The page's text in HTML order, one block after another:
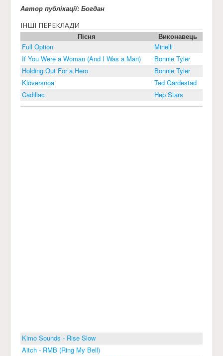
Автор публікації: Богдан
ІНШІ ПЕРЕКЛАДИ
Пісня
Виконавець
Full Option
Minelli
If You Were a Woman (And I Was a Man)
Bonnie Tyler
Holding Out For a Hero
Bonnie Tyler
Klöversnoa
Ted Gärdestad
Cadillac
Hep Stars
Kimo Sounds - Rise Slow
Aitch - RMB (Ring My Bell)